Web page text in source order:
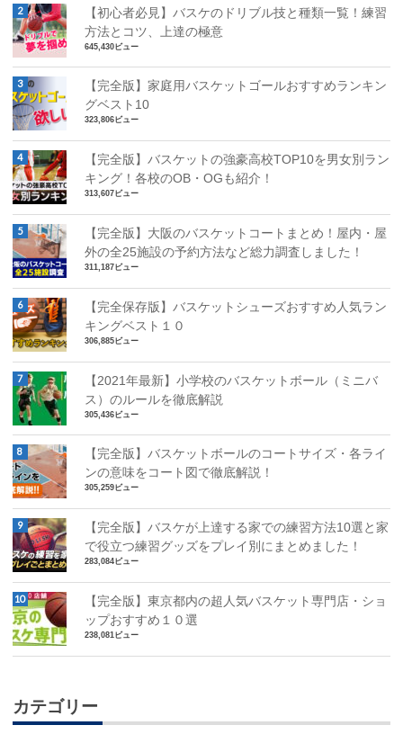
【初心者必見】バスケのドリブル技と種類一覧！練習
方法とコツ、上達の極意
645,430ビュー
【完全版】家庭用バスケットゴールおすすめランキン
グベスト10
323,806ビュー
【完全版】バスケットの強豪高校TOP10を男女別ラン
キング！各校のOB・OGも紹介！
313,607ビュー
【完全版】大阪のバスケットコートまとめ！屋内・屋
外の全25施設の予約方法など総力調査しました！
311,187ビュー
【完全保存版】バスケットシューズおすすめ人気ラン
キングベスト１０
306,885ビュー
【2021年最新】小学校のバスケットボール（ミニバ
ス）のルールを徹底解説
305,436ビュー
【完全版】バスケットボールのコートサイズ・各ライ
ンの意味をコート図で徹底解説！
305,259ビュー
【完全版】バスケが上達する家での練習方法10選と家
で役立つ練習グッズをプレイ別にまとめました！
283,084ビュー
【完全版】東京都内の超人気バスケット専門店・ショ
ップおすすめ１０選
238,081ビュー
カテゴリー